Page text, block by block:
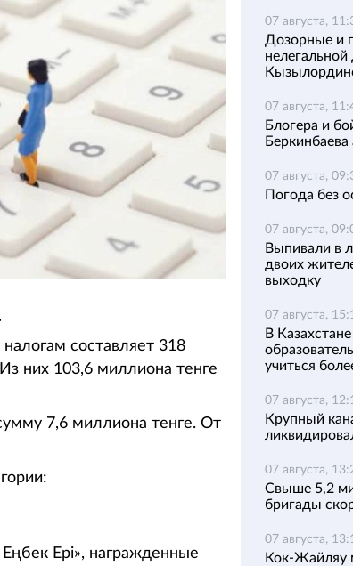
составляет 318
них 103,6 миллиона тенге
7,6 миллиона тенге. От
Epi», награжденные
07 августа,
Дозорные и
07 августа,
Блогера и
07 августа,
Погода без
07 августа,
Выпивали в
двоих
выходку
07 августа,
В
учиться
07 августа,
Крупный
07 августа,
Свыше 5,2
бригады
07 августа,
Кок-Жайляу